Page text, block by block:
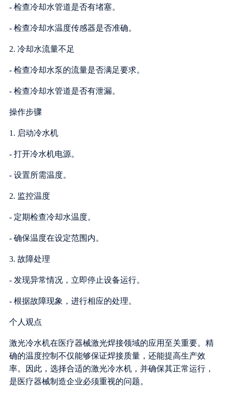
- 检查冷却水管道是否有堵塞。
- 检查冷却水温度传感器是否准确。
2. 冷却水流量不足
- 检查冷却水泵的流量是否满足要求。
- 检查冷却水管道是否有泄漏。
操作步骤
1. 启动冷水机
- 打开冷水机电源。
- 设置所需温度。
2. 监控温度
- 定期检查冷却水温度。
- 确保温度在设定范围内。
3. 故障处理
- 发现异常情况，立即停止设备运行。
- 根据故障现象，进行相应的处理。
个人观点
激光冷水机在医疗器械激光焊接领域的应用至关重要。精
确的温度控制不仅能够保证焊接质量，还能提高生产效
率。因此，选择合适的激光冷水机，并确保其正常运行，
是医疗器械制造企业必须重视的问题。